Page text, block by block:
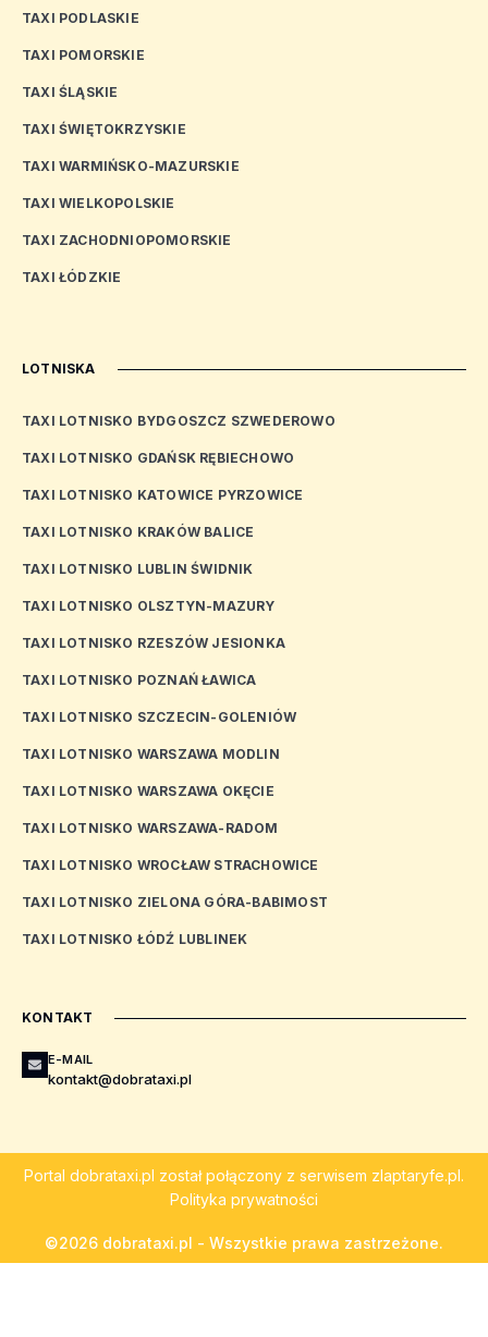
TAXI PODLASKIE
TAXI POMORSKIE
TAXI ŚLĄSKIE
TAXI ŚWIĘTOKRZYSKIE
TAXI WARMIŃSKO-MAZURSKIE
TAXI WIELKOPOLSKIE
TAXI ZACHODNIOPOMORSKIE
TAXI ŁÓDZKIE
LOTNISKA
TAXI LOTNISKO BYDGOSZCZ SZWEDEROWO
TAXI LOTNISKO GDAŃSK RĘBIECHOWO
TAXI LOTNISKO KATOWICE PYRZOWICE
TAXI LOTNISKO KRAKÓW BALICE
TAXI LOTNISKO LUBLIN ŚWIDNIK
TAXI LOTNISKO OLSZTYN-MAZURY
TAXI LOTNISKO RZESZÓW JESIONKA
TAXI LOTNISKO POZNAŃ ŁAWICA
TAXI LOTNISKO SZCZECIN-GOLENIÓW
TAXI LOTNISKO WARSZAWA MODLIN
TAXI LOTNISKO WARSZAWA OKĘCIE
TAXI LOTNISKO WARSZAWA-RADOM
TAXI LOTNISKO WROCŁAW STRACHOWICE
TAXI LOTNISKO ZIELONA GÓRA-BABIMOST
TAXI LOTNISKO ŁÓDŹ LUBLINEK
KONTAKT
E-MAIL
kontakt@dobrataxi.pl
Portal dobrataxi.pl został połączony z serwisem zlaptaryfe.pl.
Polityka prywatności
©2026 dobrataxi.pl - Wszystkie prawa zastrzeżone.